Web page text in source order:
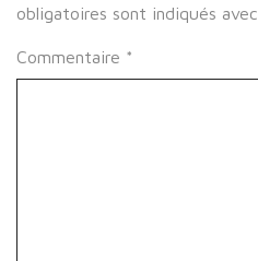
obligatoires sont indiqués avec
Commentaire *